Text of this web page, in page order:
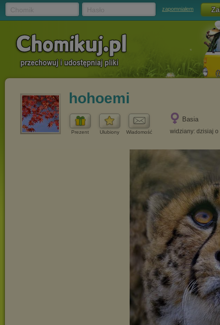
zapomniałem
hohoemi
Prezent Ulubiony Wiadomość
Basia
widziany: dzisiaj o